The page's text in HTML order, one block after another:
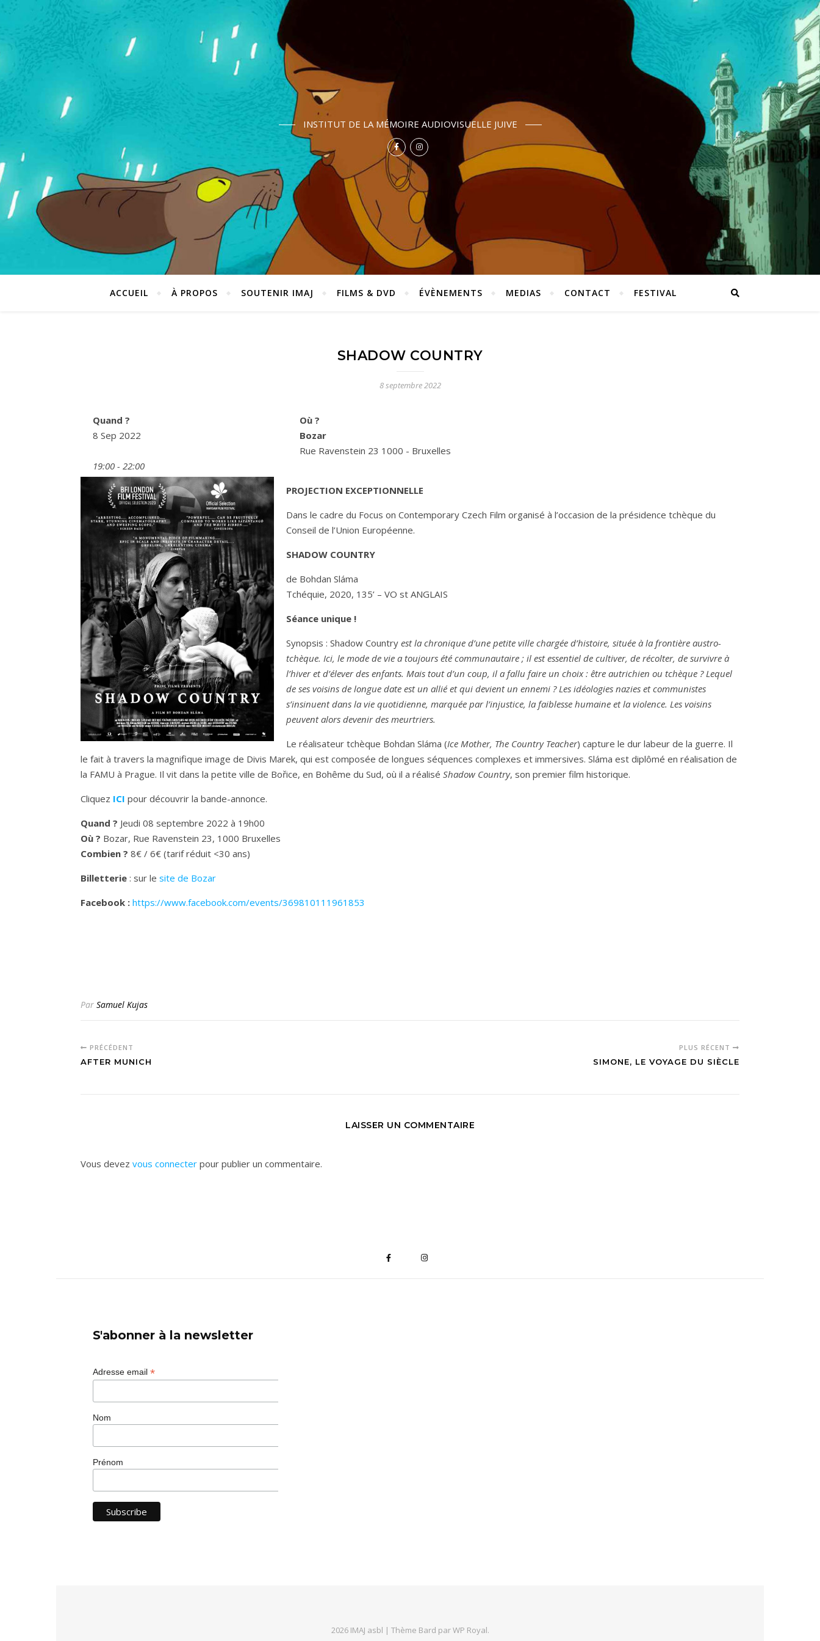
INSTITUT DE LA MÉMOIRE AUDIOVISUELLE JUIVE
ACCUEIL À PROPOS SOUTENIR IMAJ FILMS & DVD ÉVÈNEMENTS MEDIAS CONTACT FESTIVAL
SHADOW COUNTRY
8 septembre 2022
Quand ?
8 Sep 2022
19:00 - 22:00
Où ?
Bozar
Rue Ravenstein 23 1000 - Bruxelles
PROJECTION EXCEPTIONNELLE
Dans le cadre du Focus on Contemporary Czech Film organisé à l’occasion de la présidence tchèque du
Conseil de l’Union Européenne.
SHADOW COUNTRY
de Bohdan Sláma
Tchéquie, 2020, 135’ – VO st ANGLAIS
Séance unique !
Synopsis : Shadow Country est la chronique d’une petite ville chargée d’histoire, située à la frontière austro-
tchèque. Ici, le mode de vie a toujours été communautaire ; il est essentiel de cultiver, de récolter, de survivre à
l’hiver et d’élever des enfants. Mais tout d’un coup, il a fallu faire un choix : être autrichien ou tchèque ? Lequel
de ses voisins de longue date est un allié et qui devient un ennemi ? Les idéologies nazies et communistes
s’insinuent dans la vie quotidienne, marquée par l’injustice, la faiblesse humaine et la violence. Les voisins
peuvent alors devenir des meurtriers.
Le réalisateur tchèque Bohdan Sláma (Ice Mother, The Country Teacher) capture le dur labeur de la guerre. Il
le fait à travers la magnifique image de Divis Marek, qui est composée de longues séquences complexes et immersives. Sláma est diplômé en réalisation de
la FAMU à Prague. Il vit dans la petite ville de Bořice, en Bohême du Sud, où il a réalisé Shadow Country, son premier film historique.
Cliquez ICI pour découvrir la bande-annonce.
Quand ? Jeudi 08 septembre 2022 à 19h00
Où ? Bozar, Rue Ravenstein 23, 1000 Bruxelles
Combien ? 8€ / 6€ (tarif réduit <30 ans)
Billetterie : sur le site de Bozar
Facebook : https://www.facebook.com/events/369810111961853
Par Samuel Kujas
PRÉCÉDENT
AFTER MUNICH
PLUS RÉCENT
SIMONE, LE VOYAGE DU SIÈCLE
LAISSER UN COMMENTAIRE
Vous devez vous connecter pour publier un commentaire.
S'abonner à la newsletter
Adresse email *
Nom
Prénom
2026 IMAJ asbl | Thème Bard parWP Royal.